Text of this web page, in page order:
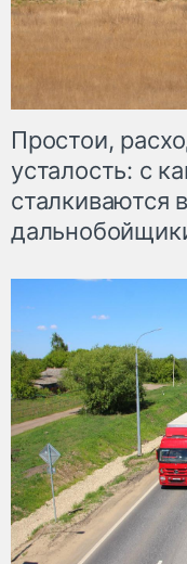
Простои,
усталость: с
сталкиваются